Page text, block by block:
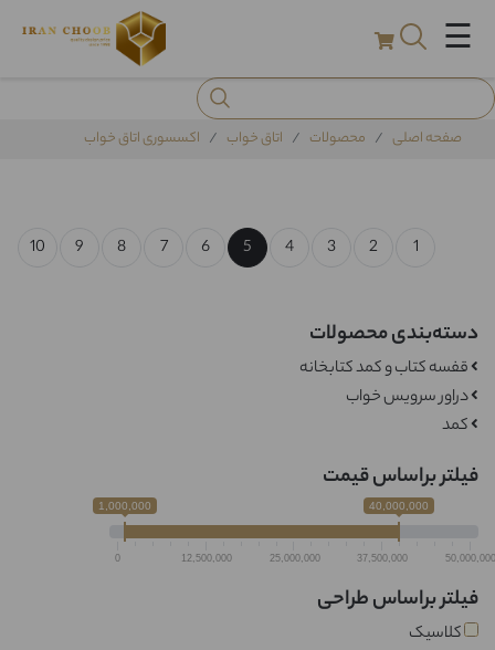
☰
صفحه اصلی محصولات اتاق خواب اکسسوری اتاق خواب
دسته‌بندی محصولات
قفسه کتاب و کمد کتابخانه
دراور سرویس خواب
کمد
فیلتر براساس قیمت
1,000,000 40,000,000
0 12,500,000 25,000,000 37,500,000 50,000,000
فیلتر براساس طراحی
کلاسیک
1
2
3
4
5
6
7
8
9
10